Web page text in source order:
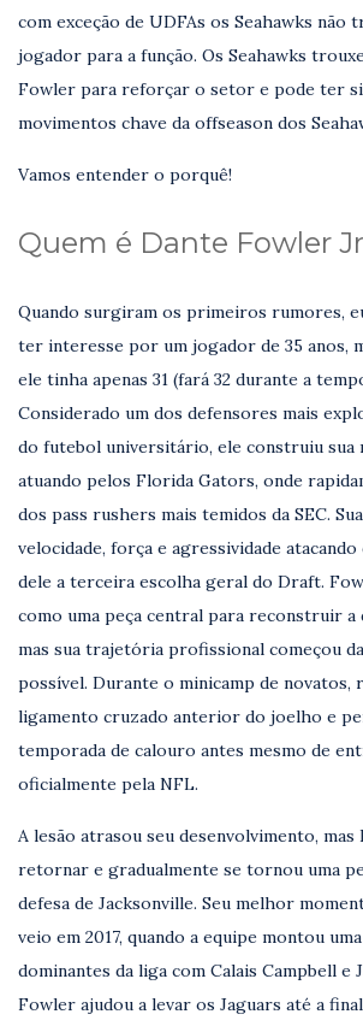
com exceção de UDFAs os Seahawks não
jogador para a função. Os Seahawks
Fowler para reforçar o setor e pode ter
movimentos chave da offseason dos
Vamos entender o porquê!
Quem é Dante Fowler
Quando surgiram os primeiros rumores,
ter interesse por um jogador de 35 anos,
ele tinha apenas 31 (fará 32 durante a
Considerado um dos defensores mais
do futebol universitário, ele construiu sua
atuando pelos Florida Gators, onde
dos pass rushers mais temidos da SEC.
velocidade, força e agressividade
dele a terceira escolha geral do Draft.
como uma peça central para reconstruir a
mas sua trajetória profissional começou
possível. Durante o minicamp de novatos,
ligamento cruzado anterior do joelho e
temporada de calouro antes mesmo de
oficialmente pela NFL.
A lesão atrasou seu desenvolvimento,
retornar e gradualmente se tornou uma
defesa de Jacksonville. Seu melhor
veio em 2017, quando a equipe montou
dominantes da liga com Calais Campbell e
Fowler ajudou a levar os Jaguars até a